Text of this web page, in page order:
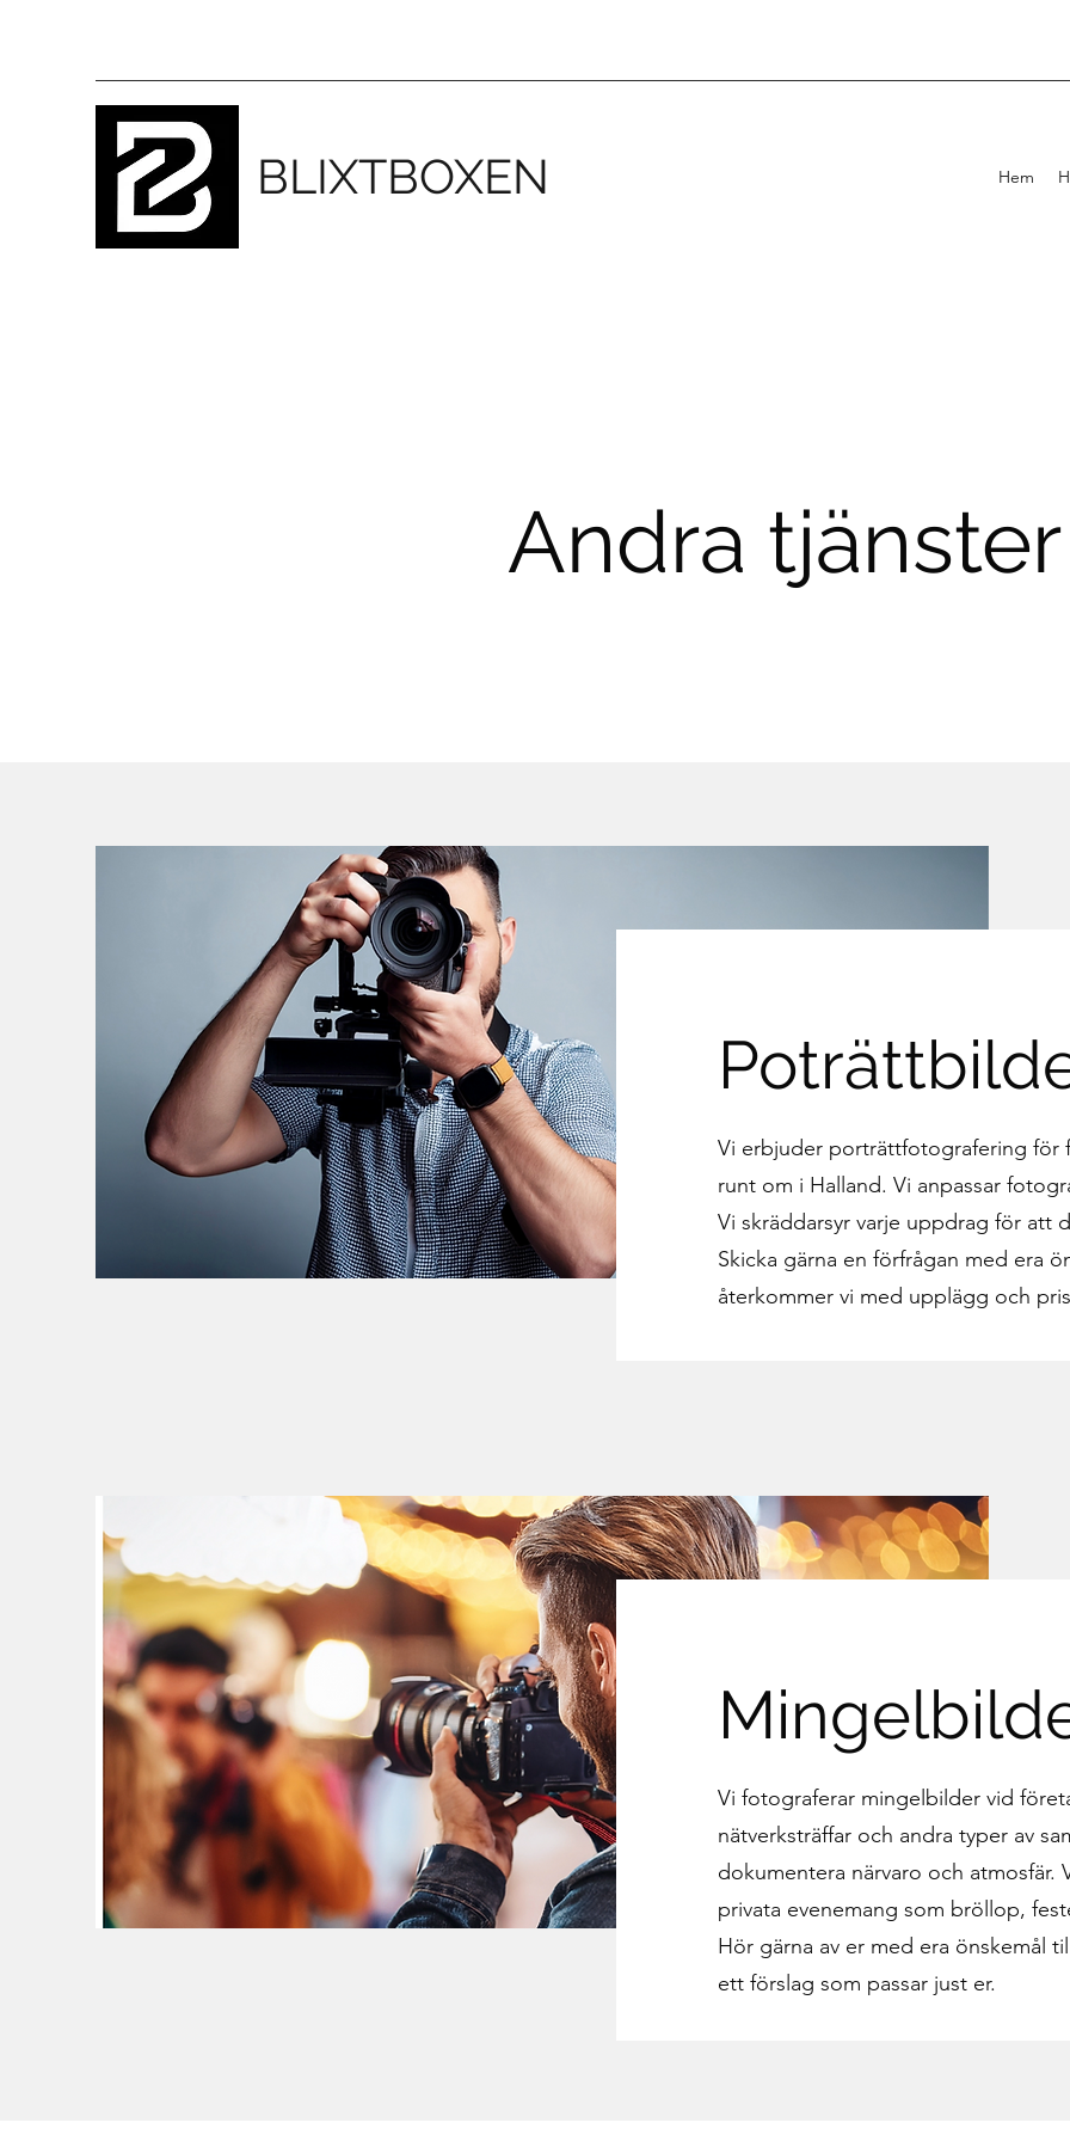
BLIXTBOXEN Hem
Andra tjänster
Vi erbjuder porträttfotografering för
runt om i Halland. Vi anpassar
Vi skräddarsyr varje uppdrag för att
Skicka gärna en förfrågan med era
återkommer vi med upplägg och
Vi fotograferar mingelbilder vid
nätverksträffar och andra typer av
dokumentera närvaro och
privata evenemang som bröllop,
Hör gärna av er med era önskemål
ett förslag som passar just er.